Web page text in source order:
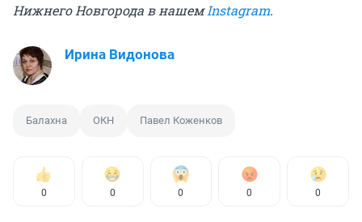
Нижнего Новгорода в нашемInstagram.
Ирина Видонова
Балахна ОКН Павел Коженков
0 0 0 0 0